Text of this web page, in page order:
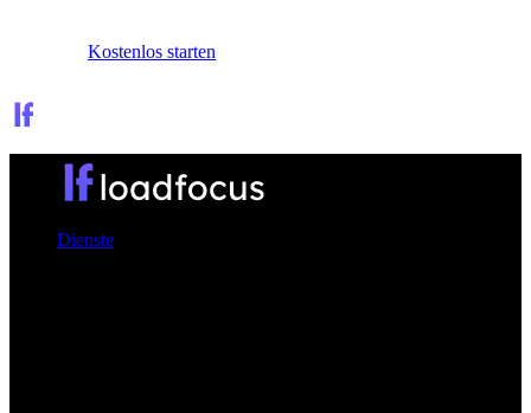
Kostenlos starten
Dienste